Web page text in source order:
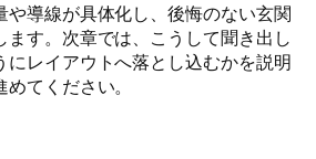
や導線が具体化し、後悔のない玄関
ます。次章では、こうして聞き出し
にレイアウトへ落とし込むかを説明
てください。